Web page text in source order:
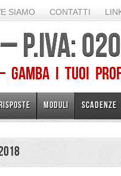
SIAMO CONTATTI
– P.IVA:
I TUOI
MODULI SCADENZE